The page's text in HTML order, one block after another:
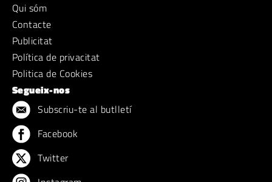
Qui sóm
Contacte
Publicitat
Política de privacitat
Politica de Cookies
Segueix-nos
Subscriu-te al butlletí
Facebook
Twitter